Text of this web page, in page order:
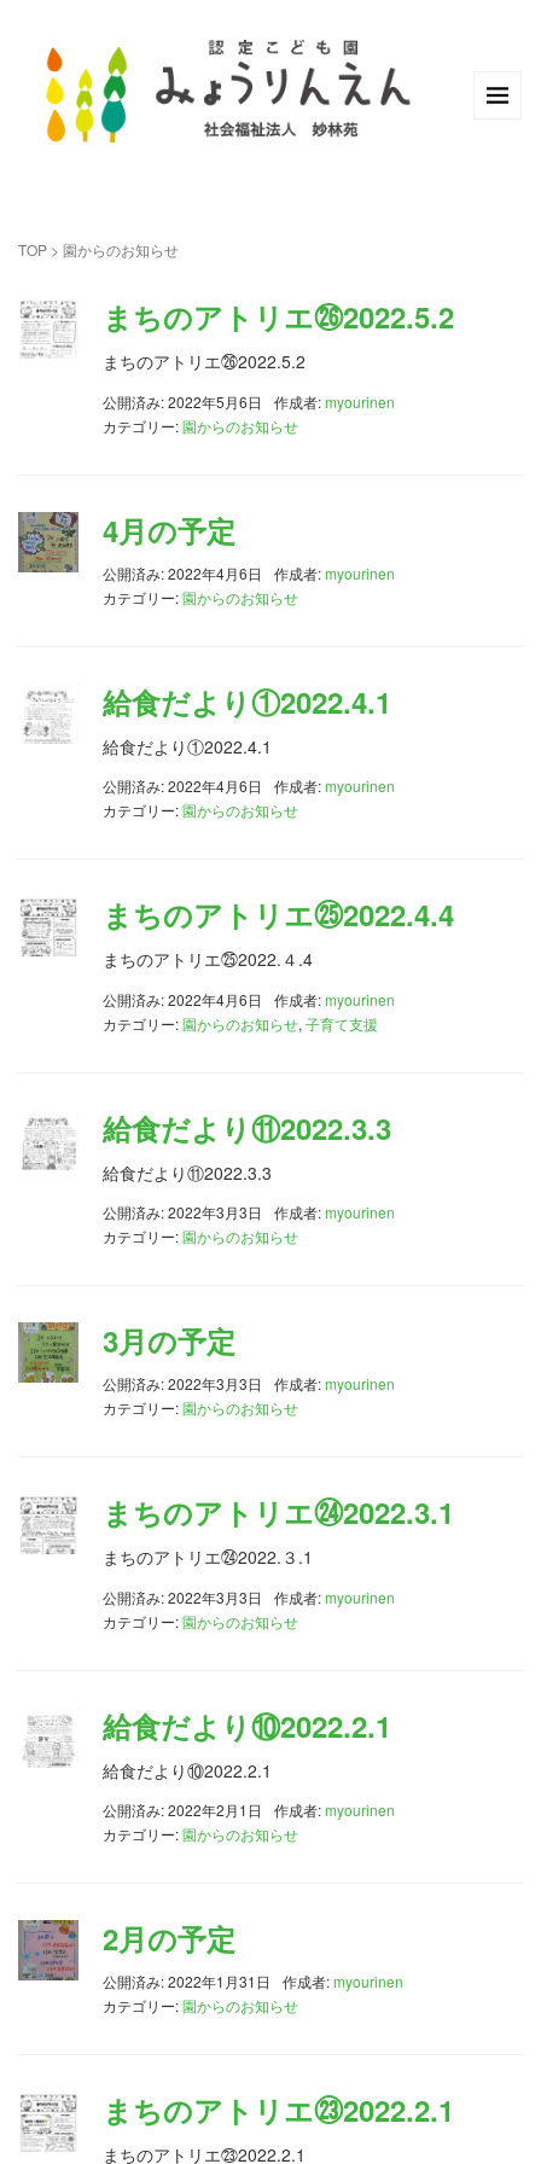
TOP > 園からのお知らせ
まちのアトリエ㉖2022.5.2
まちのアトリエ㉖2022.5.2
公開済み: 2022年5月6日 作成者:myourinen
カテゴリー:園からのお知らせ
4月の予定
公開済み: 2022年4月6日 作成者:myourinen
カテゴリー:園からのお知らせ
給食だより①2022.4.1
給食だより①2022.4.1
公開済み: 2022年4月6日 作成者:myourinen
カテゴリー:園からのお知らせ
まちのアトリエ㉕2022.4.4
まちのアトリエ㉕2022.４.4
公開済み: 2022年4月6日 作成者:myourinen
カテゴリー:園からのお知らせ, 子育て支援
給食だより⑪2022.3.3
給食だより⑪2022.3.3
公開済み: 2022年3月3日 作成者:myourinen
カテゴリー:園からのお知らせ
3月の予定
公開済み: 2022年3月3日 作成者:myourinen
カテゴリー:園からのお知らせ
まちのアトリエ㉔2022.3.1
まちのアトリエ㉔2022.３.1
公開済み: 2022年3月3日 作成者:myourinen
カテゴリー:園からのお知らせ
給食だより⑩2022.2.1
給食だより⑩2022.2.1
公開済み: 2022年2月1日 作成者:myourinen
カテゴリー:園からのお知らせ
2月の予定
公開済み: 2022年1月31日 作成者:myourinen
カテゴリー:園からのお知らせ
まちのアトリエ㉓2022.2.1
まちのアトリエ㉓2022.2.1